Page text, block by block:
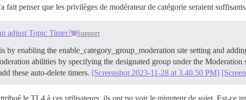
fait penser que les privilèges de modérateur de catégorie seraient
adjust Topic Timer? Support
by enabling the enable_category_group_moderation site setting and
abilities by specifying the designated group under the
these auto-delete timers. [Screenshot 2023-11-28 at 3.40.50 PM]